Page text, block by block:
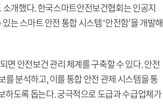
개했다. 한국스마트안전보건협회는 인공지
는 스마트 안전 통합 시스템 ‘안전함’을 개발해
면 안전보건 관리 체계를 구축할 수 있다. 안전
를 분석하고, 이를 통합 안전 관제 시스템을 통
하도록 돕는다. 궁극적으로 도급과 수급업체가